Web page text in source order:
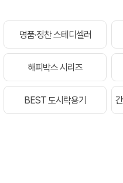
명품·정찬 스테디셀러
해피박스 시리즈
BEST 도시락용기